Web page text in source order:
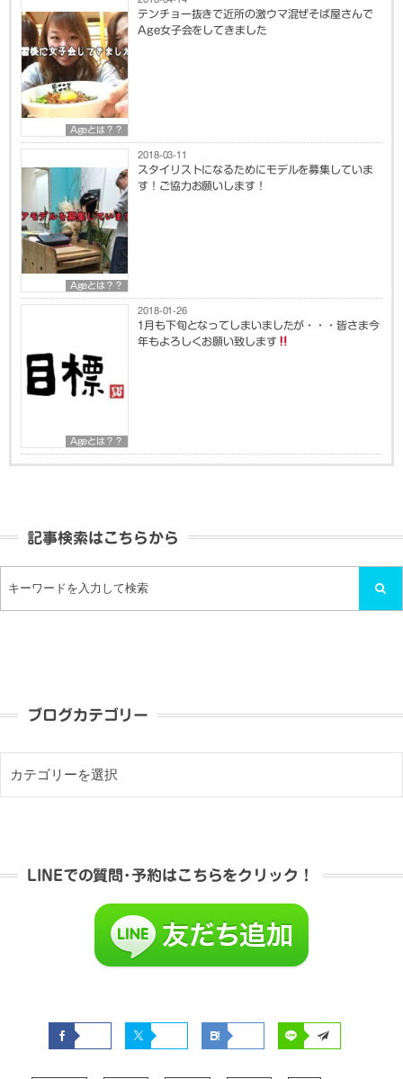
Ageとは？？
テンチョー抜きで近所の激ウマ混ぜそば屋さんで
Age女子会をしてきました
Ageとは？？
2018-03-11
スタイリストになるためにモデルを募集していま
す！ご協力お願いします！
Ageとは？？
2018-01-26
1月も下旬となってしまいましたが・・・皆さま今
年もよろしくお願い致します
記事検索はこちらから
ブログカテゴリー
LINEでの質問･予約はこちらをクリック！